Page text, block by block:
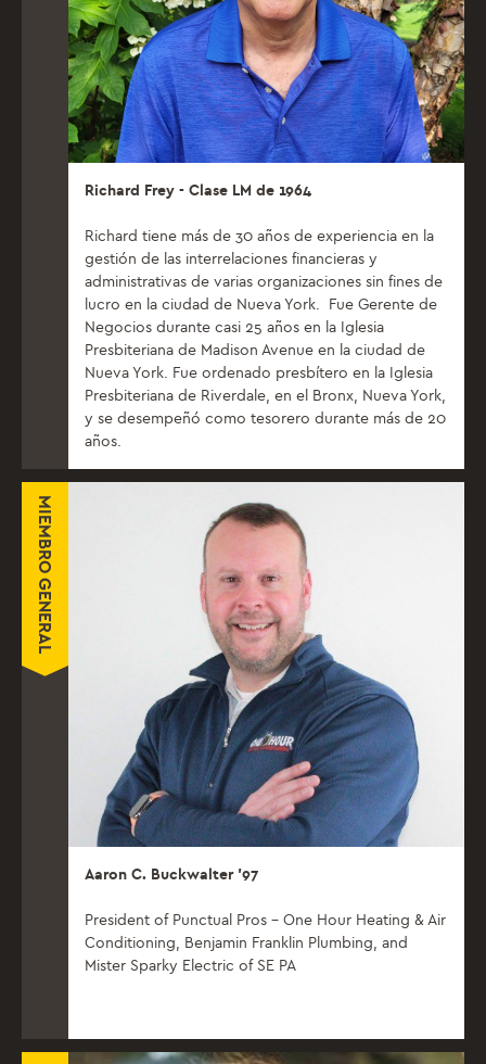
Richard Frey - Clase LM de 1964
Richard tiene más de 30 años de experiencia en la
gestión de las interrelaciones financieras y
administrativas de varias organizaciones sin fines de
lucro en la ciudad de Nueva York. Fue Gerente de
Negocios durante casi 25 años en la Iglesia
Presbiteriana de Madison Avenue en la ciudad de
Nueva York. Fue ordenado presbítero en la Iglesia
Presbiteriana de Riverdale, en el Bronx, Nueva York,
y se desempeñó como tesorero durante más de 20
años.
MIEMBRO GENERAL
Aaron C. Buckwalter ’97
President of Punctual Pros – One Hour Heating & Air
Conditioning, Benjamin Franklin Plumbing, and
Mister Sparky Electric of SE PA